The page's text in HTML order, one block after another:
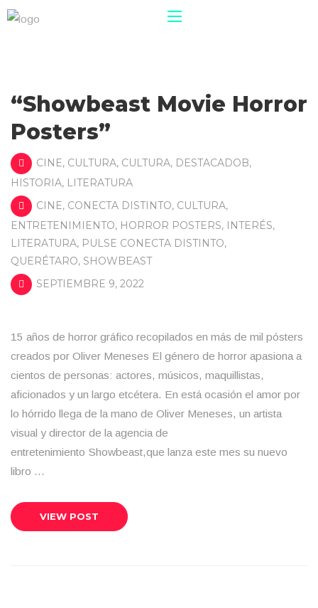
“Showbeast Movie Horror
Posters”
CINE, CULTURA, CULTURA, DESTACADOB,
HISTORIA, LITERATURA
CINE, CONECTA DISTINTO, CULTURA,
ENTRETENIMIENTO, HORROR POSTERS, INTERÉS,
LITERATURA, PULSE CONECTA DISTINTO,
QUERÉTARO, SHOWBEAST
SEPTIEMBRE 9, 2022
15 años de horror gráfico recopilados en más de mil pósters
creados por Oliver Meneses El género de horror apasiona a
cientos de personas: actores, músicos, maquillistas,
aficionados y un largo etcétera. En está ocasión el amor por
lo hórrido llega de la mano de Oliver Meneses, un artista
visual y director de la agencia de
entretenimiento Showbeast,que lanza este mes su nuevo
libro …
VIEW POST